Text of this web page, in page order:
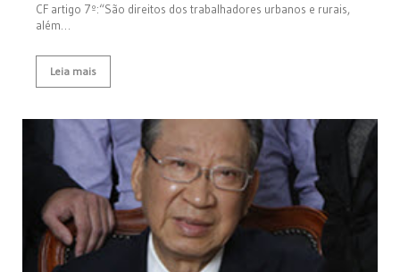
CF artigo 7º:“São direitos dos trabalhadores urbanos e rurais,
além…
Leia mais